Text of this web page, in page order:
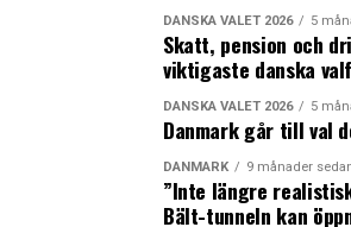
DANSKA VALET 2026 5
Skatt, pension och
viktigaste danska
DANSKA VALET 2026 5
Danmark går till val
DANMARK 9 månader
”Inte längre
Bält-tunneln kan